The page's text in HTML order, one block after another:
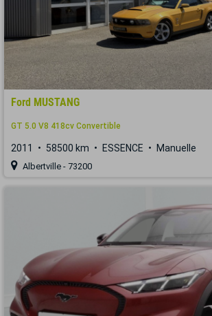
Ford MUSTANG
GT 5.0 V8 418cv Convertible
2011 58500 km ESSENCE Manuelle
Albertville - 73200